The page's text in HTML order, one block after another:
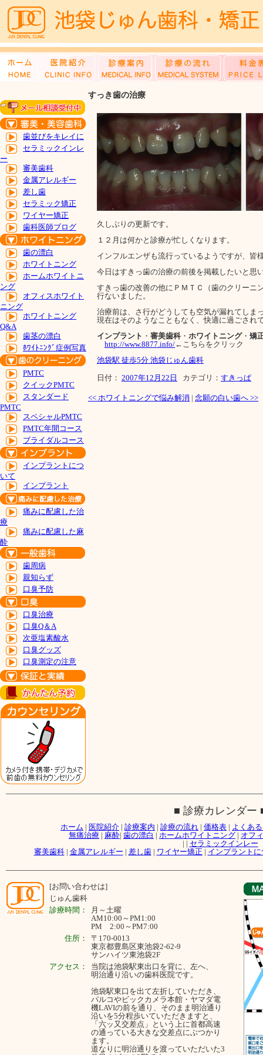
歯並びをキレイに
セラミックインレ
ー
審美歯科
金属アレルギー
差し歯
セラミック矯正
ワイヤー矯正
歯科医師ブログ
歯の漂白
ホワイトニング
ホームホワイトニ
ング
オフィスホワイト
ニング
ホワイトニング
Q&A
歯茎の漂白
ﾎﾜｲﾄﾆﾝｸﾞ症例写真
PMTC
クイックPMTC
スタンダード
PMTC
スペシャルPMTC
PMTC年間コース
ブライダルコース
インプラントにつ
いて
インプラント
痛みに配慮した治
療
痛みに配慮した麻
酔
歯周病
親知らず
口臭予防
口臭治療
口臭Q＆A
次亜塩素酸水
口臭グッズ
口臭測定の注意
すっき歯の治療
久しぶりの更新です。
１２月は何かと診療が忙しくなります。
インフルエンザも流行っているようですが、皆
今日はすきっ歯の治療の前後を掲載したいと思
すきっ歯の改善の他にＰＭＴＣ（歯のクリーニ
行ないました。
治療前は、さ行がどうしても空気が漏れてしま
現在はそのようなこともなく、快適に過ごされ
インプラント ・ 審美歯科・ ホワイトニング・ 矯
http://www.8877.info/←こちらをクリック
池袋駅 徒歩5分 池袋じゅん歯科
日付： 2007年12月22日 カテゴリ： すきっぱ
<< ホワイトニングで悩み解消 | 念願の白い歯へ >>
■ 診療カレンダー
ホーム | 医院紹介 | 診療案内 | 診療の流れ | 価格表 | よくあ
無痛治療 | 麻酔| 歯の漂白 | ホームホワイトニング | オフ
| | セラミックインレー
審美歯科| 金属アレルギー | 差し歯| ワイヤー矯正 | インプラントに
[お問い合わせは]
じゅん歯科
診療時間：
月～ 土曜
AM10:00～PM1:00
PM 2:00～PM7:00
住所：
〒170-0013
東京都豊島区東池袋2-62-9
サンハイツ東池袋2F
アクセス：
当院は池袋駅東出口を背に、左へ、
明治通り沿いの歯科医院です。
池袋駅東口を出て左折していただき、
パルコやビックカメラ本館・ヤマダ電
機LAVIの前を通り、そのまま明治通り
沿いを5分程歩いていただきますと、
「六ッ又交差点」という上に首都高速
の通っている大きな交差点にぶつかり
ます。
道なりに明治通りを渡っていただいた3